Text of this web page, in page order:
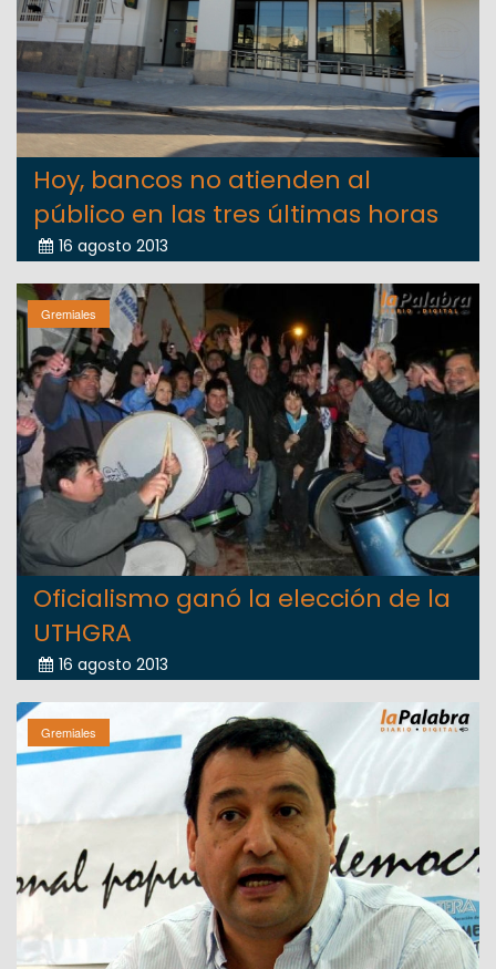
Hoy, bancos no atienden al
público en las tres últimas horas
16 agosto 2013
Gremiales
Oficialismo ganó la elección de la
UTHGRA
16 agosto 2013
Gremiales